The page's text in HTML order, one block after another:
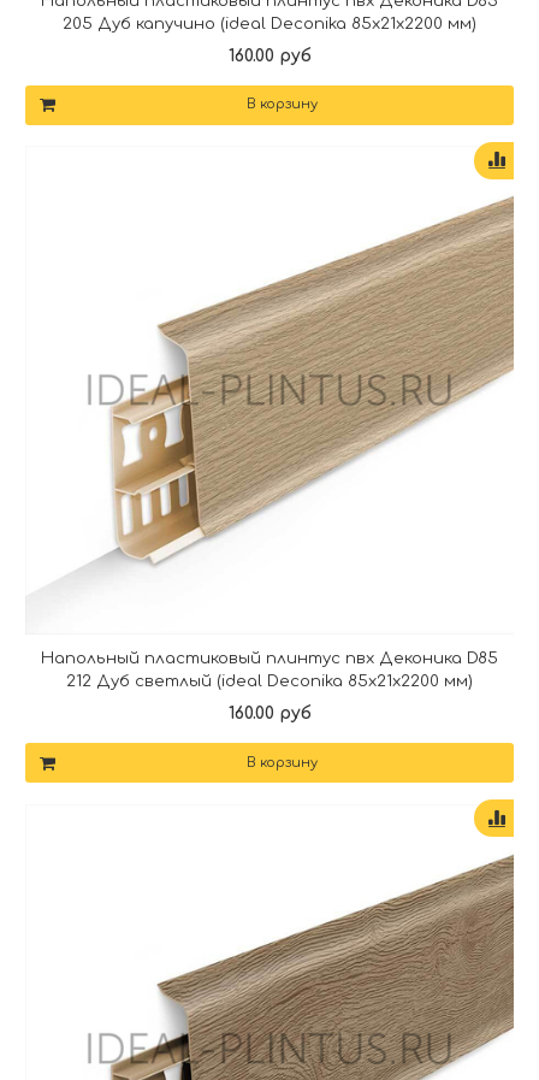
205 Дуб капучино (ideal Deconika 85х21х2200 мм)
160.00 руб
В корзину
Напольный пластиковый плинтус пвх Деконика D85
212 Дуб светлый (ideal Deconika 85х21х2200 мм)
160.00 руб
В корзину